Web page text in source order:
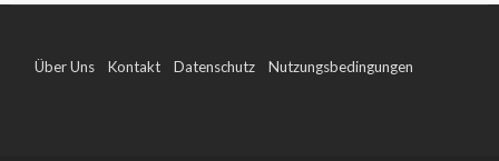
Über Uns Kontakt Datenschutz Nutzungsbedingungen